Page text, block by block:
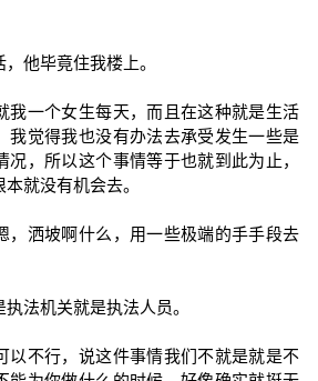
他毕竟住我楼上。
我一个女生每天，而且在这种就是生活
我觉得我也没有办法去承受发生一些是
况，所以这个事情等于也就到此为止，
就没有机会去。
，洒坡啊什么，用一些极端的手手段去
法机关就是执法人员。
以不行，说这件事情我们不就是就是不